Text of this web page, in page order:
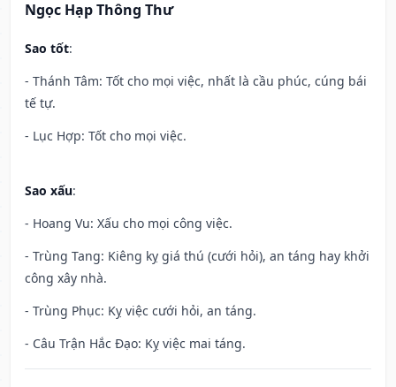
Ngọc Hạp Thông Thư
Sao tốt:
- Thánh Tâm: Tốt cho mọi việc, nhất là cầu phúc, cúng bái
tế tự.
- Lục Hợp: Tốt cho mọi việc.
Sao xấu:
- Hoang Vu: Xấu cho mọi công việc.
- Trùng Tang: Kiêng kỵ giá thú (cưới hỏi), an táng hay khởi
công xây nhà.
- Trùng Phục: Kỵ việc cưới hỏi, an táng.
- Câu Trận Hắc Đạo: Kỵ việc mai táng.